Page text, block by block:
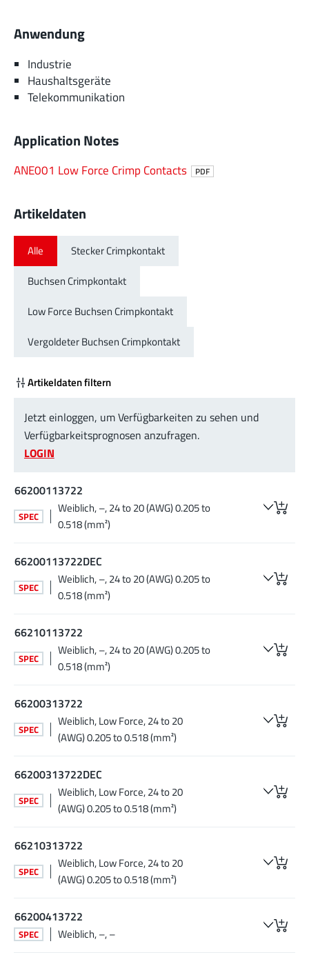
Anwendung
Industrie
Haushaltsgeräte
Telekommunikation
Application Notes
ANE001 Low Force Crimp Contacts PDF
Artikeldaten
Alle
Stecker Crimpkontakt
Buchsen Crimpkontakt
Low Force Buchsen Crimpkontakt
Vergoldeter Buchsen Crimpkontakt
Artikeldaten filtern
Jetzt einloggen, um Verfügbarkeiten zu sehen und
Verfügbarkeitsprognosen anzufragen.
LOGIN
66200113722
SPEC
Weiblich, –, 24 to 20 (AWG) 0.205 to
0.518 (mm²)
66200113722DEC
SPEC
Weiblich, –, 24 to 20 (AWG) 0.205 to
0.518 (mm²)
66210113722
SPEC
Weiblich, –, 24 to 20 (AWG) 0.205 to
0.518 (mm²)
66200313722
SPEC
Weiblich, Low Force, 24 to 20
(AWG) 0.205 to 0.518 (mm²)
66200313722DEC
SPEC
Weiblich, Low Force, 24 to 20
(AWG) 0.205 to 0.518 (mm²)
66210313722
SPEC
Weiblich, Low Force, 24 to 20
(AWG) 0.205 to 0.518 (mm²)
66200413722
SPEC Weiblich, –, –